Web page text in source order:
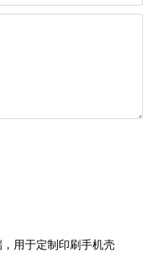
用于定制印刷手机壳